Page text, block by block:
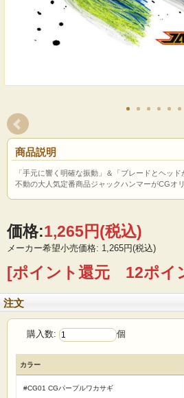
商品説明
「手元に響く明確な振動」＆「ブレードとヘッド
不動の大人気定番商品ジャックハンマーがCGオ
価格:1,265円(税込)
メーカー希望小売価格: 1,265円(税込)
[ポイント還元 12ポイ
注文
購入数: 個
カラー
#CG01 CGパープルワカサギ